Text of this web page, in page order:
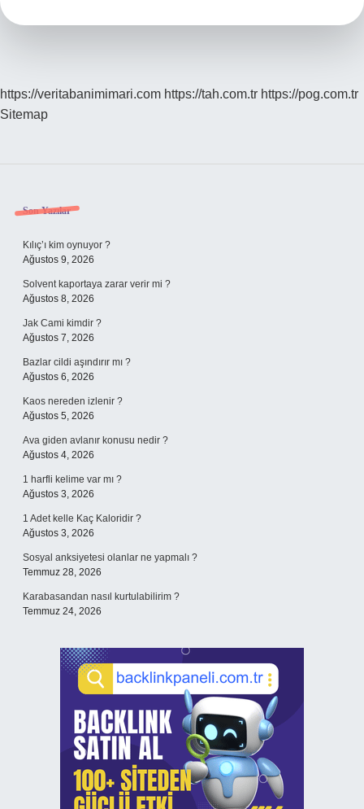
https://veritabanimimari.com https://tah.com.tr https://pog.com.tr
Sitemap
Sidebar
Son Yazılar
Kılıç’ı kim oynuyor ?
Ağustos 9, 2026
Solvent kaportaya zarar verir mi ?
Ağustos 8, 2026
Jak Cami kimdir ?
Ağustos 7, 2026
Bazlar cildi aşındırır mı ?
Ağustos 6, 2026
Kaos nereden izlenir ?
Ağustos 5, 2026
Ava giden avlanır konusu nedir ?
Ağustos 4, 2026
1 harfli kelime var mı ?
Ağustos 3, 2026
1 Adet kelle Kaç Kaloridir ?
Ağustos 3, 2026
Sosyal anksiyetesi olanlar ne yapmalı ?
Temmuz 28, 2026
Karabasandan nasıl kurtulabilirim ?
Temmuz 24, 2026